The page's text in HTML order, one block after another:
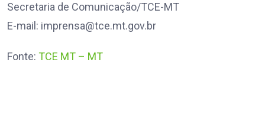
Secretaria de Comunicação/TCE-MT
E-mail: imprensa@tce.mt.gov.br
Fonte: TCE MT – MT